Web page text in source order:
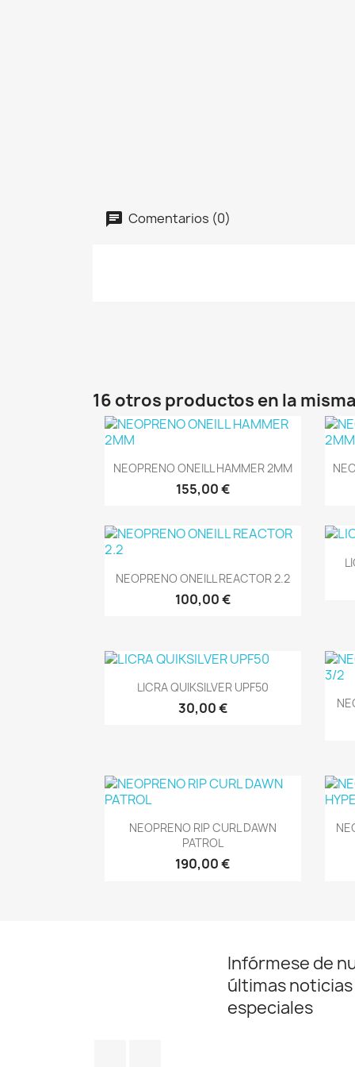
Comentarios (0)
16 otros productos en la
Vista rápida
NEOPRENO ONEILL HAMMER 2MM
155,00 €
Vista rápida
NEOPRENO ONEILL REACTOR 2.2
100,00 €
Vista rápida
LICRA QUIKSILVER UPF50
30,00 €
Vista rápida
NEOPRENO RIP CURL DAWN
PATROL
190,00 €
Infórmese de
últimas
especiales